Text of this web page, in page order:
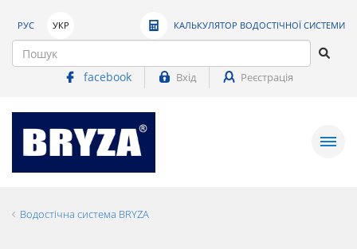
РУС УКР КАЛЬКУЛЯТОР ВОДОСТІЧНОЇ СИСТЕМИ
facebook Вхід Реєстрація
Водостічна система BRYZA